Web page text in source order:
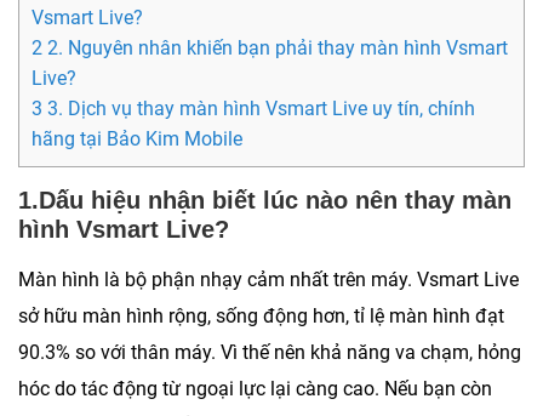
Vsmart Live?
2 2. Nguyên nhân khiến bạn phải thay màn hình Vsmart
Live?
3 3. Dịch vụ thay màn hình Vsmart Live uy tín, chính
hãng tại Bảo Kim Mobile
1.Dấu hiệu nhận biết lúc nào nên thay màn
hình Vsmart Live?
Màn hình là bộ phận nhạy cảm nhất trên máy. Vsmart Live
sở hữu màn hình rộng, sống động hơn, tỉ lệ màn hình đạt
90.3% so với thân máy. Vì thế nên khả năng va chạm, hỏng
hóc do tác động từ ngoại lực lại càng cao. Nếu bạn còn